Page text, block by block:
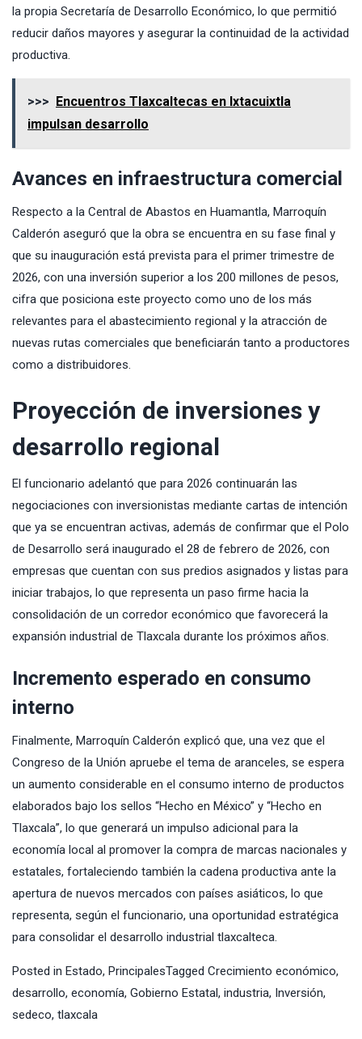
la propia Secretaría de Desarrollo Económico, lo que permitió
reducir daños mayores y asegurar la continuidad de la actividad
productiva.
>>> Encuentros Tlaxcaltecas en Ixtacuixtla
impulsan desarrollo
Avances en infraestructura comercial
Respecto a la Central de Abastos en Huamantla, Marroquín
Calderón aseguró que la obra se encuentra en su fase final y
que su inauguración está prevista para el primer trimestre de
2026, con una inversión superior a los 200 millones de pesos,
cifra que posiciona este proyecto como uno de los más
relevantes para el abastecimiento regional y la atracción de
nuevas rutas comerciales que beneficiarán tanto a productores
como a distribuidores.
Proyección de inversiones y
desarrollo regional
El funcionario adelantó que para 2026 continuarán las
negociaciones con inversionistas mediante cartas de intención
que ya se encuentran activas, además de confirmar que el Polo
de Desarrollo será inaugurado el 28 de febrero de 2026, con
empresas que cuentan con sus predios asignados y listas para
iniciar trabajos, lo que representa un paso firme hacia la
consolidación de un corredor económico que favorecerá la
expansión industrial de Tlaxcala durante los próximos años.
Incremento esperado en consumo
interno
Finalmente, Marroquín Calderón explicó que, una vez que el
Congreso de la Unión apruebe el tema de aranceles, se espera
un aumento considerable en el consumo interno de productos
elaborados bajo los sellos “Hecho en México” y “Hecho en
Tlaxcala”, lo que generará un impulso adicional para la
economía local al promover la compra de marcas nacionales y
estatales, fortaleciendo también la cadena productiva ante la
apertura de nuevos mercados con países asiáticos, lo que
representa, según el funcionario, una oportunidad estratégica
para consolidar el desarrollo industrial tlaxcalteca.
Posted in Estado, PrincipalesTagged Crecimiento económico,
desarrollo, economía, Gobierno Estatal, industria, Inversión,
sedeco, tlaxcala